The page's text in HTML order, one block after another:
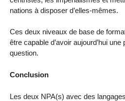
nations à disposer d’elles-mêmes.
Ces deux niveaux de base de
être capable d’avoir aujourd’hui
question.
Conclusion
Les deux NPA(s) avec des